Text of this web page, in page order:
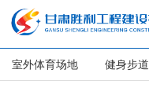
室外体育场地 健身步道